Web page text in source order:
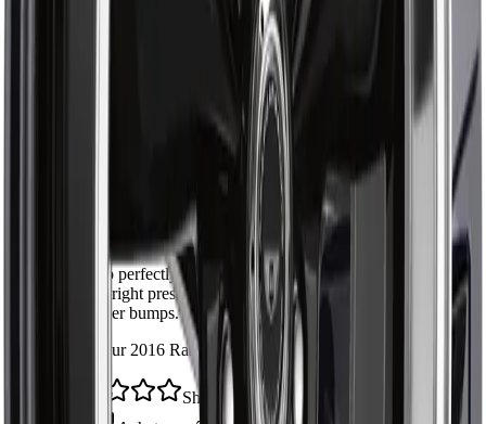
Direct fit, no surprises
Acheteur vérifié ·28 mai 2026
Lined up perfectly with the original. Install took about an hour
with the right press. Solid feel back in the steering, no more
clunk over bumps.
Installé sur 2016 Ram 1500
Shipped fast across Canada